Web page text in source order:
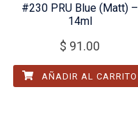
#230 PRU Blue (Matt) –
14ml
$ 91.00
AÑADIR AL CARRITO